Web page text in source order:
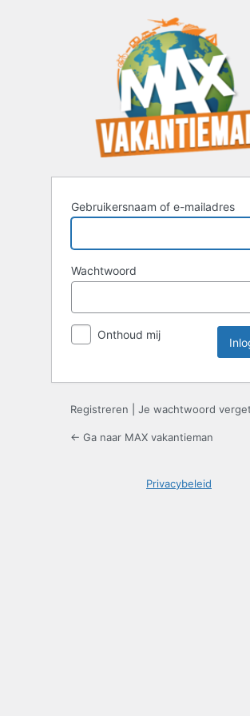
Gebruikersnaam of e-mailadres
Wachtwoord
Onthoud mij
Registreren Je wachtwoord
← Ga naar MAX vakantieman
Privacybeleid